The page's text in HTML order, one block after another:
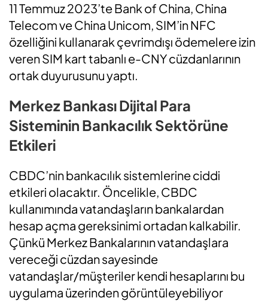
11 Temmuz 2023’te Bank of China, China
Telecom ve China Unicom, SIM’in NFC
özelliğini kullanarak çevrimdışı ödemelere izin
veren SIM kart tabanlı e-CNY cüzdanlarının
ortak duyurusunu yaptı.
Merkez Bankası Dijital Para
Sisteminin Bankacılık Sektörüne
Etkileri
CBDC’nin bankacılık sistemlerine ciddi
etkileri olacaktır. Öncelikle, CBDC
kullanımında vatandaşların bankalardan
hesap açma gereksinimi ortadan kalkabilir.
Çünkü Merkez Bankalarının vatandaşlara
vereceği cüzdan sayesinde
vatandaşlar/müşteriler kendi hesaplarını bu
uygulama üzerinden görüntüleyebiliyor